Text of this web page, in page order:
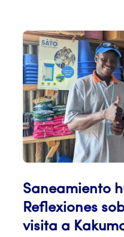
Saneamiento
Reflexiones
visita a